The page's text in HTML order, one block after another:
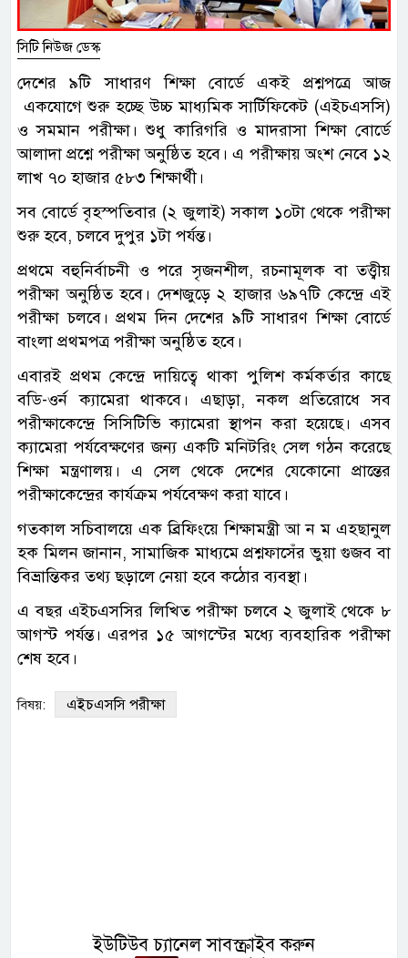
সিটি নিউজ ডেস্ক
দেশের ৯টি সাধারণ শিক্ষা বোর্ডে একই প্রশ্নপত্রে আজ
একযোগে শুরু হচ্ছে উচ্চ মাধ্যমিক সার্টিফিকেট (এইচএসসি)
ও সমমান পরীক্ষা। শুধু কারিগরি ও মাদরাসা শিক্ষা বোর্ডে
আলাদা প্রশ্নে পরীক্ষা অনুষ্ঠিত হবে। এ পরীক্ষায় অংশ নেবে ১২
লাখ ৭০ হাজার ৫৮৩ শিক্ষার্থী।
সব বোর্ডে বৃহস্পতিবার (২ জুলাই) সকাল ১০টা থেকে পরীক্ষা
শুরু হবে, চলবে দুপুর ১টা পর্যন্ত।
প্রথমে বহুনির্বাচনী ও পরে সৃজনশীল, রচনামূলক বা তত্ত্বীয়
পরীক্ষা অনুষ্ঠিত হবে। দেশজুড়ে ২ হাজার ৬৯৭টি কেন্দ্রে এই
পরীক্ষা চলবে। প্রথম দিন দেশের ৯টি সাধারণ শিক্ষা বোর্ডে
বাংলা প্রথমপত্র পরীক্ষা অনুষ্ঠিত হবে।
এবারই প্রথম কেন্দ্রে দায়িত্বে থাকা পুলিশ কর্মকর্তার কাছে
বডি-ওর্ন ক্যামেরা থাকবে। এছাড়া, নকল প্রতিরোধে সব
পরীক্ষাকেন্দ্রে সিসিটিভি ক্যামেরা স্থাপন করা হয়েছে। এসব
ক্যামেরা পর্যবেক্ষণের জন্য একটি মনিটরিং সেল গঠন করেছে
শিক্ষা মন্ত্রণালয়। এ সেল থেকে দেশের যেকোনো প্রান্তের
পরীক্ষাকেন্দ্রের কার্যক্রম পর্যবেক্ষণ করা যাবে।
গতকাল সচিবালয়ে এক ব্রিফিংয়ে শিক্ষামন্ত্রী আ ন ম এহছানুল
হক মিলন জানান, সামাজিক মাধ্যমে প্রশ্নফাসেঁর ভুয়া গুজব বা
বিভ্রান্তিকর তথ্য ছড়ালে নেয়া হবে কঠোর ব্যবস্থা।
এ বছর এইচএসসির লিখিত পরীক্ষা চলবে ২ জুলাই থেকে ৮
আগস্ট পর্যন্ত। এরপর ১৫ আগস্টের মধ্যে ব্যবহারিক পরীক্ষা
শেষ হবে।
বিষয়: এইচএসসি পরীক্ষা
ইউটিউব চ্যানেল সাবস্ক্রাইব করুন